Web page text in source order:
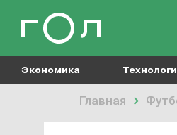
Экономика
Главная